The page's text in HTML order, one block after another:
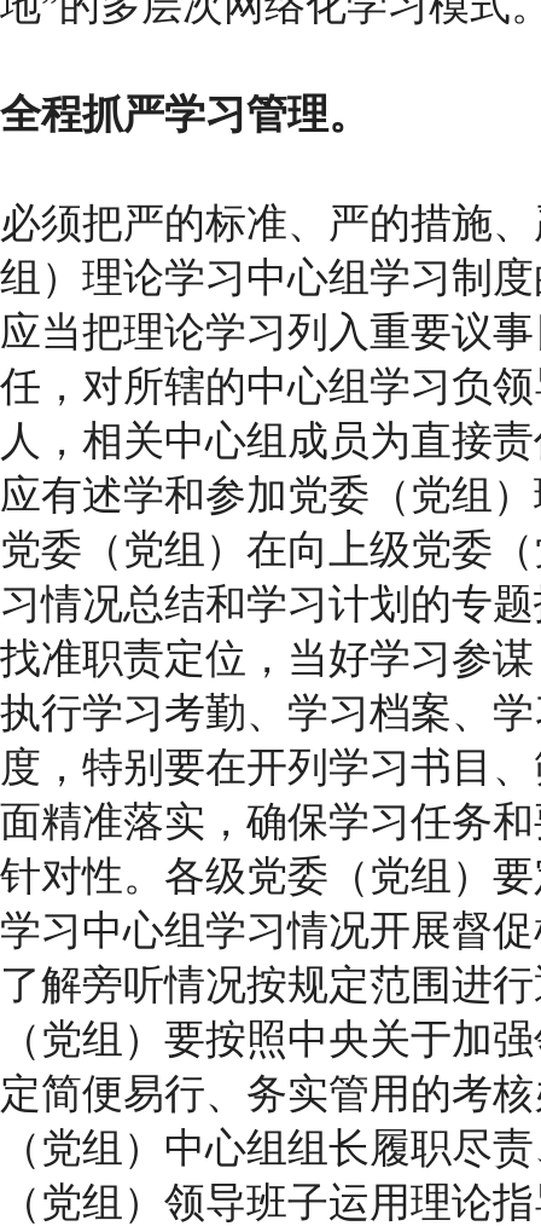
全程抓严学习管理。
必须把严的标准、严的措施
组）理论学习中心组学习制
应当把理论学习列入重要议
任，对所辖的中心组学习负
人，相关中心组成员为直接
应有述学和参加党委（党组
党委（党组）在向上级党委
习情况总结和学习计划的专
找准职责定位，当好学习参
执行学习考勤、学习档案、
度，特别要在开列学习书目
面精准落实，确保学习任务
针对性。各级党委（党组）
学习中心组学习情况开展督
了解旁听情况按规定范围进
（党组）要按照中央关于加
定简便易行、务实管用的考
（党组）中心组组长履职尽
（党组）领导班子运用理论